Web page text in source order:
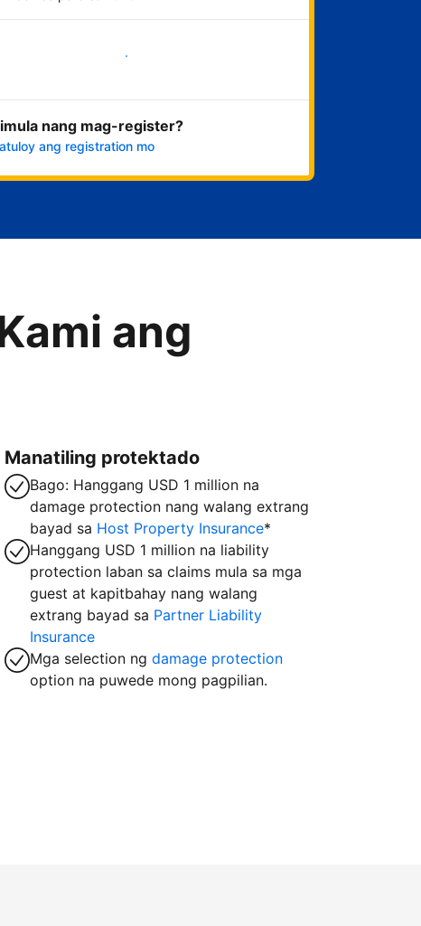
Magsimula na
nang mag-register?
ang registration mo
ang
Manatiling protektado
Bago: Hanggang USD 1 million na
damage protection nang walang extrang
bayad sa Host Property Insurance*
Hanggang USD 1 million na liability
protection laban sa claims mula sa mga
guest at kapitbahay nang walang
extrang bayad sa Partner Liability
Insurance
Mga selection ngdamage protection
option na puwede mong pagpilian.